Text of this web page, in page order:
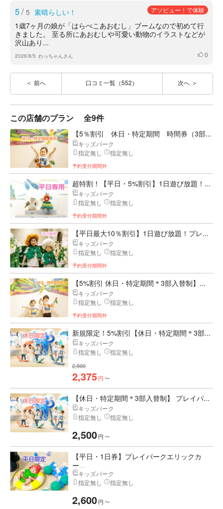
5/ 5 素晴らしい！ アソビュー！で体験
1歳7ヶ月の娘が「はらぺこあおむし」ブームなので初めて行
きました。 至る所にあおむしや可愛い動物のイラストなどが
沢山あり...
2026/8/5 わっちゃんさん いいね
0
前へ 口コミ一覧（552） 次へ
この店舗のプラン 全9件
【5％割引 休日・特定期間 時間券（3部...
キッズパーク
指定無し
指定無し
予約受付期間外
超特割！【平日・5%割引】1日遊び放題！...
キッズパーク
指定無し
指定無し
予約受付期間外
【平日最大10％割引】1日遊び放題！プレ...
キッズパーク
指定無し
指定無し
予約受付期間外
【5%割引 休日・特定期間＊3部入替制】...
キッズパーク
指定無し
指定無し
予約受付期間外
新規限定！5%割引【休日・特定期間＊3部...
キッズパーク
指定無し
指定無し
2,500
2,375円 〜
【休日・特定期間＊3部入替制】 プレイパ...
キッズパーク
指定無し
指定無し
2,500円 〜
【平日・1日券】プレイパークエリックカ
ー...
キッズパーク
指定無し
指定無し
2,600円 〜